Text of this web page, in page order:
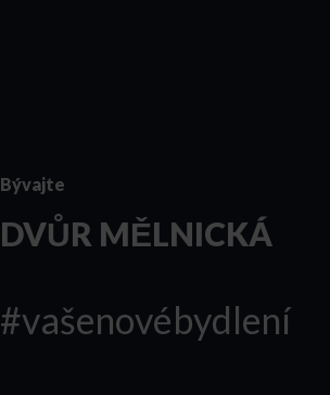
Bývajte
DVŮR MĚLNICKÁ
#vašenovébydlení